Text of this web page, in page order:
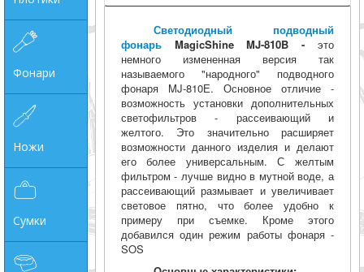
Фонари
Ножи
Сумки
Светодиодный подводный
фонарьMagicShine MJ-810B - это
немного измененная версия так
называемого "народного" подводного
фонаря MJ-810Е. Основное отличие -
возможность установки дополнительных
светофильтров - рассеивающий и
желтого. Это значительно расширяет
возможности данного изделия и делают
его более универсальным. С желтым
фильтром - лучше видно в мутной воде, а
рассеивающий размывает и увеличивает
световое пятно, что более удобно к
примеру при съемке. Кроме этого
добавился один режим работы фонаря -
SOS